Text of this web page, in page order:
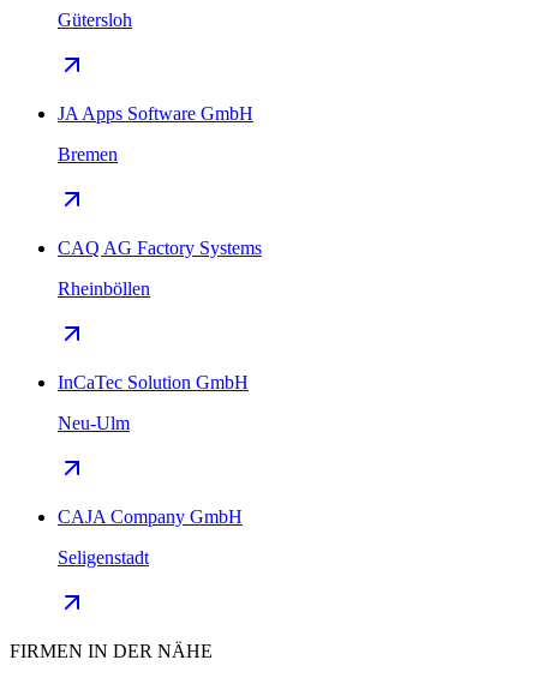
Gütersloh
JA Apps Software GmbH
Bremen
CAQ AG Factory Systems
Rheinböllen
InCaTec Solution GmbH
Neu-Ulm
CAJA Company GmbH
Seligenstadt
FIRMEN IN DER NÄHE